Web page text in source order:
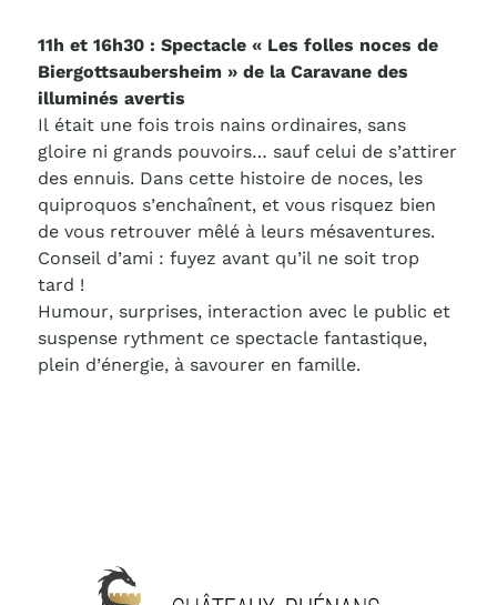
11h et 16h30 : Spectacle « Les folles noces de
Biergottsaubersheim » de la Caravane des
illuminés avertis
Il était une fois trois nains ordinaires, sans
gloire ni grands pouvoirs… sauf celui de s’attirer
des ennuis. Dans cette histoire de noces, les
quiproquos s’enchaînent, et vous risquez bien
de vous retrouver mêlé à leurs mésaventures.
Conseil d’ami : fuyez avant qu’il ne soit trop
tard !
Humour, surprises, interaction avec le public et
suspense rythment ce spectacle fantastique,
plein d’énergie, à savourer en famille.